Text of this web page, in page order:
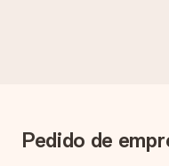
que el pedido haya sido
transportes la encargada
Pedido de